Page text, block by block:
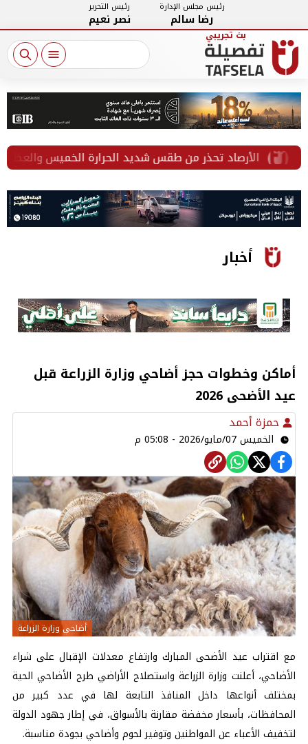
رئيس مجلس الإدارة
رضا سالم
رئيس التحرير
نصر نعيم
الأرصاد تحذر من طقس شديد الحرارة الخميس والعظمى بالقاهرة
أخبار
أماكن وخطوات حجز أضاحي وزارة الزراعة قبل
عيد الأضحى 2026
حمزة أحمد
الخميس 07/مايو/2026 - 05:08 م
أضاحي وزارة الزراعة
مع اقتراب عيد الأضحى المباركوارتفاع معدلات الإقبال على شراء
الأضاحي، أعلنت وزارة الزراعة واستصلاح الأراضي طرح الأضاحي الحية
بمختلف أنواعها داخل المنافذ التابعة لها في عدد كبير من
المحافظات، بأسعار مخفضة مقارنة بالأسواق، في إطار جهود الدولة
لتخفيف الأعباء عن المواطنين وتوفير لحوم وأضاحي بجودة مناسبة.